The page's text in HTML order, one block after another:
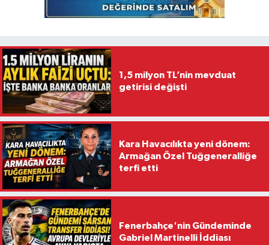
1,5 milyon TL’nin mevduat
getirisi değişti
Kara Havacılıkta yeni dönem:
Armağan Özel Tuğgeneralliğe
terfi etti
Fenerbahçe'nin Gündeminde
Gabriel Martinelli İddiası